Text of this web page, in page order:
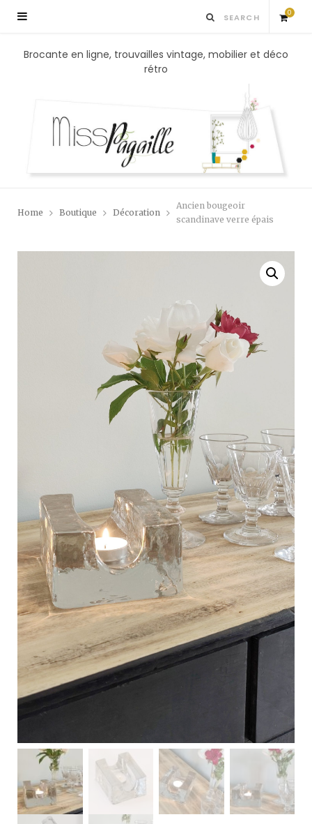
0
S
p
n
g
Brocante en ligne, trouvailles vintage, mobilier et déco
rétro
Home Boutique Décoration
Ancien bougeoir
scandinave verre épais